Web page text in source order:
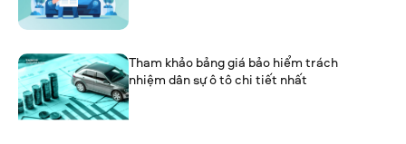
Tham khảo bảng giá bảo hiểm trách
nhiệm dân sự ô tô chi tiết nhất